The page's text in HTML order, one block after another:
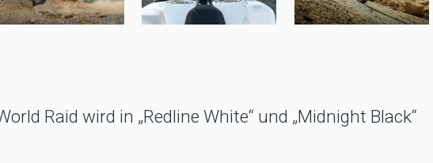
Raid wird in „Redline White“ und „Midnight Black“